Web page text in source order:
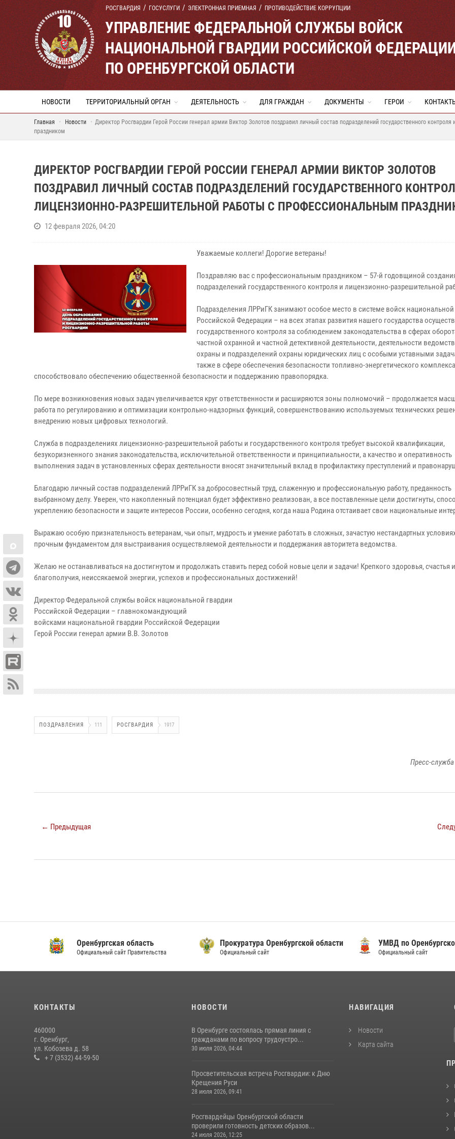
РОСГВАРДИЯ ГОСУСЛУГИ ЭЛЕКТРОННАЯ ПРИЕМНАЯ ПРОТИВОДЕЙСТВИЕ КОРРУПЦИИ
УПРАВЛЕНИЕ ФЕДЕРАЛЬНОЙ СЛУЖБЫ ВОЙСК
НАЦИОНАЛЬНОЙ ГВАРДИИ РОССИЙСКОЙ
ПО ОРЕНБУРГСКОЙ ОБЛАСТИ
НОВОСТИ ТЕРРИТОРИАЛЬНЫЙ ОРГАН ДЕЯТЕЛЬНОСТЬ ДЛЯ ГРАЖДАН ДОКУМЕНТЫ ГЕРОИ
Главная Новости
Директор Росгвардии Герой России генерал армии Виктор Золотов поздравил личный состав подразделений государственного
праздником
ДИРЕКТОР РОСГВАРДИИ ГЕРОЙ РОССИИ ГЕНЕРАЛ АРМИИ ВИКТОР ЗОЛОТОВ
ПОЗДРАВИЛ ЛИЧНЫЙ СОСТАВ ПОДРАЗДЕЛЕНИЙ ГОСУДАРСТВЕННОГО
ЛИЦЕНЗИОННО-РАЗРЕШИТЕЛЬНОЙ РАБОТЫ С ПРОФЕССИОНАЛЬНЫМ
12 февраля 2026, 04:20
Уважаемые коллеги! Дорогие ветераны!
Поздравляю вас с профессиональным праздником – 57-й годовщиной
подразделений государственного контроля и лицензионно-разрешительной
Подразделения ЛРРиГК занимают особое место в системе войск национальной
Российской Федерации – на всех этапах развития нашего государства
государственного контроля за соблюдением законодательства в сферах
частной охранной и частной детективной деятельности, деятельности
охраны и подразделений охраны юридических лиц с особыми уставными
также в сфере обеспечения безопасности топливно-энергетического комплекса
способствовало обеспечению общественной безопасности и поддержанию правопорядка.
По мере возникновения новых задач увеличивается круг ответственности и расширяются зоны полномочий – продолжается
работа по регулированию и оптимизации контрольно-надзорных функций, совершенствованию используемых технических
внедрению новых цифровых технологий.
Служба в подразделениях лицензионно-разрешительной работы и государственного контроля требует высокой квалификации,
безукоризненного знания законодательства, исключительной ответственности и принципиальности, а качество и оперативность
выполнения задач в установленных сферах деятельности вносят значительный вклад в профилактику преступлений и
Благодарю личный состав подразделений ЛРРиГК за добросовестный труд, слаженную и профессиональную работу, преданность
выбранному делу. Уверен, что накопленный потенциал будет эффективно реализован, а все поставленные цели достигнуты,
укреплению безопасности и защите интересов России, особенно сегодня, когда наша Родина отстаивает свои национальные
Выражаю особую признательность ветеранам, чьи опыт, мудрость и умение работать в сложных, зачастую нестандартных
прочным фундаментом для выстраивания осуществляемой деятельности и поддержания авторитета ведомства.
Желаю не останавливаться на достигнутом и продолжать ставить перед собой новые цели и задачи! Крепкого здоровья, счастья и
благополучия, неиссякаемой энергии, успехов и профессиональных достижений!
Директор Федеральной службы войск национальной гвардии
Российской Федерации – главнокомандующий
войсками национальной гвардии Российской Федерации
Герой России генерал армии В.В. Золотов
ПОЗДРАВЛЕНИЯ 111 РОСГВАРДИЯ 1917
Пресс-служба
← Предыдущая
Оренбургская область
Официальный сайт Правительства
Прокуратура Оренбургской области
Официальный сайт
УМВД по Оренбургской
Официальный сайт
КОНТАКТЫ
460000
г. Оренбург,
ул. Кобозева д. 58
+ 7 (3532) 44-59-50
НОВОСТИ
В Оренбурге состоялась прямая линия с
гражданами по вопросу трудоустро...
30 июля 2026, 04:44
Просветительская встреча Росгвардии: к Дню
Крещения Руси
28 июля 2026, 09:41
Росгвардейцы Оренбургской области
проверили готовность детских образов...
24 июля 2026, 12:25
НАВИГАЦИЯ
Новости
Карта сайта